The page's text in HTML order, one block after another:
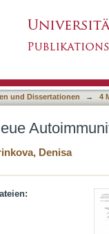
und Dissertationen → 4
Denisa